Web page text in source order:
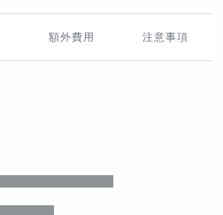
額外費用 注意事項